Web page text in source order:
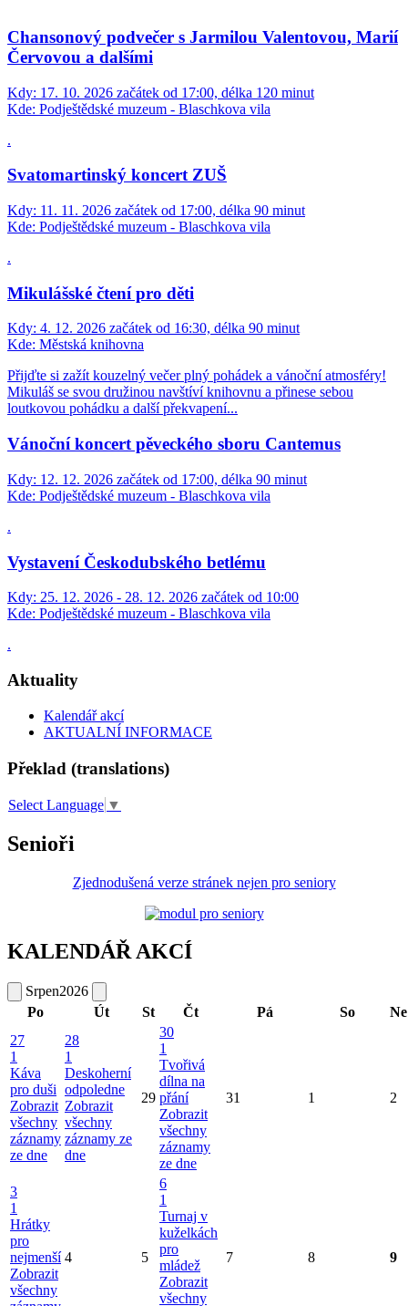
Chansonový podvečer s Jarmilou Valentovou, Marií
Červovou a dalšími
Kdy: 17. 10. 2026 začátek od 17:00, délka 120 minut
Kde: Podještědské muzeum - Blaschkova vila
.
Svatomartinský koncert ZUŠ
Kdy: 11. 11. 2026 začátek od 17:00, délka 90 minut
Kde: Podještědské muzeum - Blaschkova vila
.
Mikulášské čtení pro děti
Kdy: 4. 12. 2026 začátek od 16:30, délka 90 minut
Kde: Městská knihovna
Přijďte si zažít kouzelný večer plný pohádek a vánoční atmosféry!
Mikuláš se svou družinou navštíví knihovnu a přinese sebou
loutkovou pohádku a další překvapení...
Vánoční koncert pěveckého sboru Cantemus
Kdy: 12. 12. 2026 začátek od 17:00, délka 90 minut
Kde: Podještědské muzeum - Blaschkova vila
.
Vystavení Českodubského betlému
Kdy: 25. 12. 2026 - 28. 12. 2026 začátek od 10:00
Kde: Podještědské muzeum - Blaschkova vila
.
Aktuality
Kalendář akcí
AKTUALNÍ INFORMACE
Překlad (translations)
Select Language ▼
Senioři
Zjednodušená verze stránek nejen pro seniory
KALENDÁŘ AKCÍ
Srpen2026
Po
Út St Čt Pá So
Ne
27
1
Káva
pro duši
Zobrazit
všechny
záznamy
ze dne
28
1
Deskoherní
odpoledne
Zobrazit
všechny
záznamy ze
dne
29
30
1
Tvořivá
dílna na
přání
Zobrazit
všechny
záznamy
ze dne
31 1 2
3
1
Hrátky
pro
nejmenší
Zobrazit
všechny
4 5
6
1
Turnaj v
kuželkách
pro
mládež
Zobrazit
všechny
7 8 9